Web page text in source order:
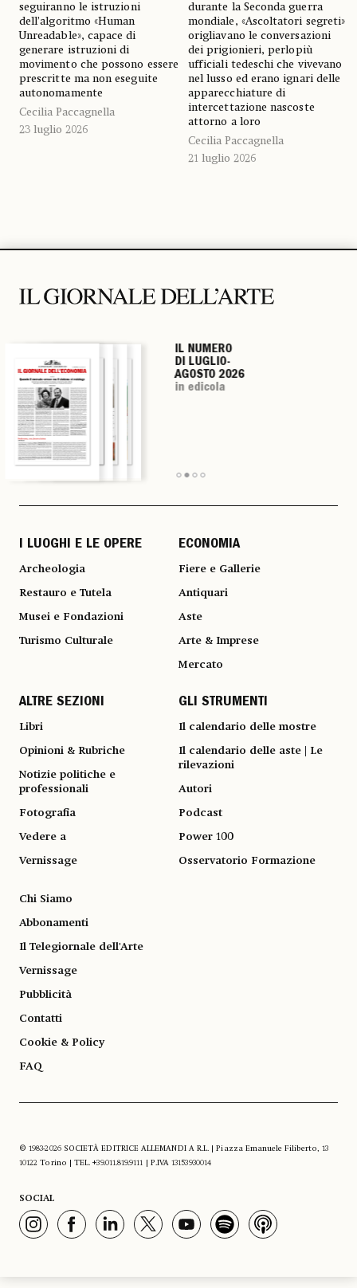
seguiranno le istruzioni
dell’algoritmo «Human
Unreadable», capace di
generare istruzioni di
movimento che possono essere
prescritte ma non eseguite
autonomamente
Cecilia Paccagnella
23 luglio 2026
durante la Seconda guerra
mondiale, «Ascoltatori segreti»
origliavano le conversazioni
dei prigionieri, perlopiù
ufficiali tedeschi che vivevano
nel lusso ed erano ignari delle
apparecchiature di
intercettazione nascoste
attorno a loro
Cecilia Paccagnella
21 luglio 2026
IL NUMERO
DI LUGLIO-
AGOSTO 2026
in edicola
IL NUMERO
DI LUGLIO-
AGOSTO 2026
in edicola
IL NUMERO
DI LUGLIO-
AGOSTO 2026
in edicola
IL NUMERO
DI LUGLIO-
AGOSTO 2026
in edicola
I LUOGHI E LE OPERE
Archeologia
Restauro e Tutela
Musei e Fondazioni
Turismo Culturale
ECONOMIA
Fiere e Gallerie
Antiquari
Aste
Arte & Imprese
Mercato
ALTRE SEZIONI
Libri
Opinioni & Rubriche
Notizie politiche e
professionali
Fotografia
Vedere a
Vernissage
GLI STRUMENTI
Il calendario delle mostre
Il calendario delle aste | Le
rilevazioni
Autori
Podcast
Power 100
Osservatorio Formazione
Chi Siamo
Abbonamenti
Il Telegiornale dell'Arte
Vernissage
Pubblicità
Contatti
Cookie & Policy
FAQ
© 1983-2026 SOCIETÀ EDITRICE ALLEMANDI A R.L. | Piazza Emanuele Filiberto, 13
10122 Torino | TEL. +39.011.819.9111 | P.IVA 13153930014
SOCIAL